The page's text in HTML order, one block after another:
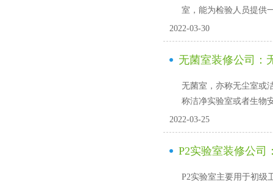
室，能为检验人员提供一
2022-03-30
无菌室装修公司
无菌室，亦称无尘室或
称洁净实验室或者生物安
2022-03-25
P2实验室装修公司
P2实验室主要用于初级卫